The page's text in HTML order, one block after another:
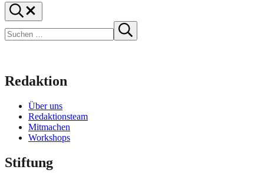
f1rstlife
Und
was
denkst
du?
Suchen
…
Suche
starten
Redaktion
Über uns
Redaktionsteam
Mitmachen
Workshops
Stiftung